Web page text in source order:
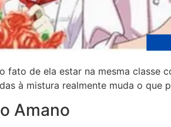
fato de ela estar na mesma classe
à mistura realmente muda o que
Amano